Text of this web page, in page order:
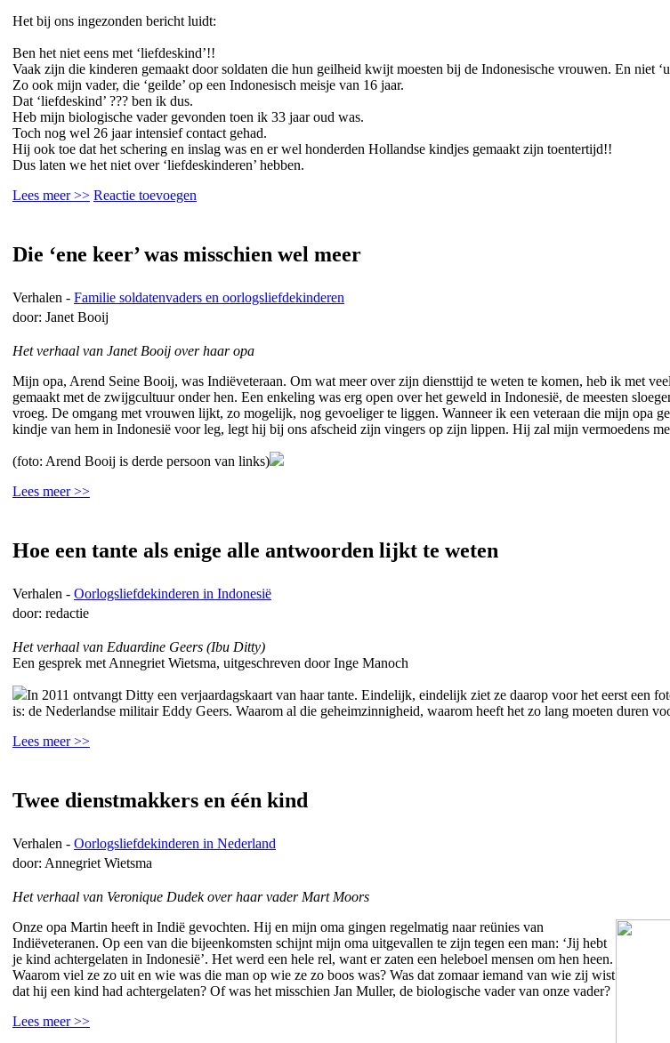
Het bij ons ingezonden bericht luidt:
Ben het niet eens met ‘liefdeskind’!!
Vaak zijn die kinderen gemaakt door soldaten die hun geilheid kwijt moesten bij de Indonesische vrouwen. En niet
Zo ook mijn vader, die ‘geilde’ op een Indonesisch meisje van 16 jaar.
Dat ‘liefdeskind’ ??? ben ik dus.
Heb mijn biologische vader gevonden toen ik 33 jaar oud was.
Toch nog wel 26 jaar intensief contact gehad.
Hij ook toe dat het schering en inslag was en er wel honderden Hollandse kindjes gemaakt zijn toentertijd!!
Dus laten we het niet over ‘liefdeskinderen’ hebben.
Lees meer >> Reactie toevoegen
Die ‘ene keer’ was misschien wel meer
Verhalen - Familie soldatenvaders en oorlogsliefdekinderen
door: Janet Booij
Het verhaal van Janet Booij over haar opa
Mijn opa, Arend Seine Booij, was Indiëveteraan. Om wat meer over zijn diensttijd te weten te komen, heb ik met
gemaakt met de zwijgcultuur onder hen. Een enkeling was erg open over het geweld in Indonesië, de meesten
vroeg. De omgang met vrouwen lijkt, zo mogelijk, nog gevoeliger te liggen. Wanneer ik een veteraan die mijn opa
kindje van hem in Indonesië voor leg, legt hij bij ons afscheid zijn vingers op zijn lippen. Hij zal mijn vermoedens
(foto: Arend Booij is derde persoon van links)
Lees meer >>
Hoe een tante als enige alle antwoorden lijkt te weten
Verhalen - Oorlogsliefdekinderen in Indonesië
door: redactie
Het verhaal van Eduardine Geers (Ibu Ditty)
Een gesprek met Annegriet Wietsma, uitgeschreven door Inge Manoch
In 2011 ontvangt Ditty een verjaardagskaart van haar tante. Eindelijk, eindelijk ziet ze daarop voor het eerst een
is: de Nederlandse militair Eddy Geers. Waarom al die geheimzinnigheid, waarom heeft het zo lang moeten duren
Lees meer >>
Twee dienstmakkers en één kind
Verhalen - Oorlogsliefdekinderen in Nederland
door: Annegriet Wietsma
Het verhaal van Veronique Dudek over haar vader Mart Moors
Onze opa Martin heeft in Indië gevochten. Hij en mijn oma gingen regelmatig naar reünies van
Indiëveteranen. Op een van die bijeenkomsten schijnt mijn oma uitgevallen te zijn tegen een man: ‘Jij hebt
je kind achtergelaten in Indonesië’. Het werd een hele rel, want er zaten een heleboel mensen om hen heen.
Waarom viel ze zo uit en wie was die man op wie ze zo boos was? Was dat zomaar iemand van wie zij wist
dat hij een kind had achtergelaten? Of was het misschien Jan Muller, de biologische vader van onze vader?
Lees meer >>